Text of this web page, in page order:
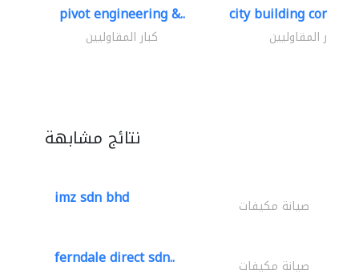
pivot engineering &..
كبار المقاوليين
city building
كبار المقاوليين
نتائج مشابهة
imz sdn bhd صيانة مكيفات
ferndale direct sdn.. صيانة مكيفات